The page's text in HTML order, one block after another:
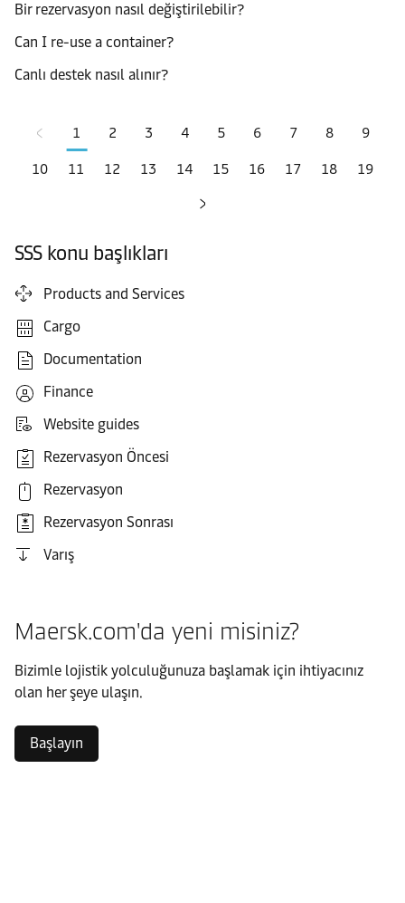
Bir rezervasyon nasıl değiştirilebilir?
Can I re-use a container?
Canlı destek nasıl alınır?
1 2 3 4 5 6 7 8 9
10 11 12 13 14 15 16 17 18 19
SSS konu başlıkları
Products and Services
Cargo
Documentation
Finance
Website guides
Rezervasyon Öncesi
Rezervasyon
Rezervasyon Sonrası
Varış
Maersk.com'da yeni misiniz?
Bizimle lojistik yolculuğunuza başlamak için ihtiyacınız
olan her şeye ulaşın.
Başlayın